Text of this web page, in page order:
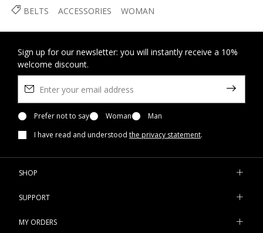
BELTS ACCESSORIES WOMAN
Sign up for our newsletter: you will instantly receive a 10%
welcome discount.
Prefer not to say Woman
Man
I have read and understood the privacy statement.
SHOP
SUPPORT
MY ORDERS